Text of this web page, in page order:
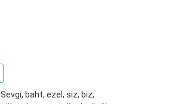
Sevgi, baht, ezel, siz, biz,